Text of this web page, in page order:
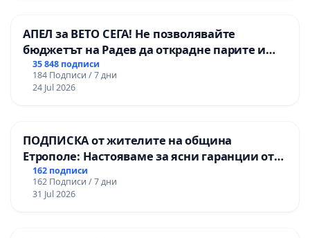
АПЕЛ за ВЕТО СЕГА! Не позволявайте
бюджетът на Радев да открадне парите и
правата ни в тъмното
35 848 подписи
184 Подписи / 7 дни
24 Jul 2026
ПОДПИСКА от жителите на община
Етрополе: Настояваме за ясни гаранции от
“Елаците-МЕД” АД и от държавата, че ще се
изпълнят всички екологични норми!
162 подписи
162 Подписи / 7 дни
31 Jul 2026